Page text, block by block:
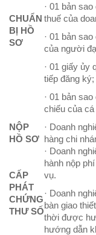
CHUẨN
BỊ HỒ
SƠ
· 01 bản
thuế của
· 01 bản
của người
· 01 giấy ủy
tiếp đăng ký;
· 01 bản
chiếu của
NỘP
HỒ SƠ
· Doanh
hàng chi
CẤP
PHÁT
CHỨNG
THƯ SỐ
· Doanh
hành nộp
vụ.
· Doanh
bàn giao
thời được
hướng dẫn